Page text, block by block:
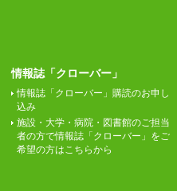
情報誌「クローバー」
情報誌「クローバー」購読のお申し
込み
施設・大学・病院・図書館のご担当
者の方で情報誌「クローバー」をご
希望の方はこちらから